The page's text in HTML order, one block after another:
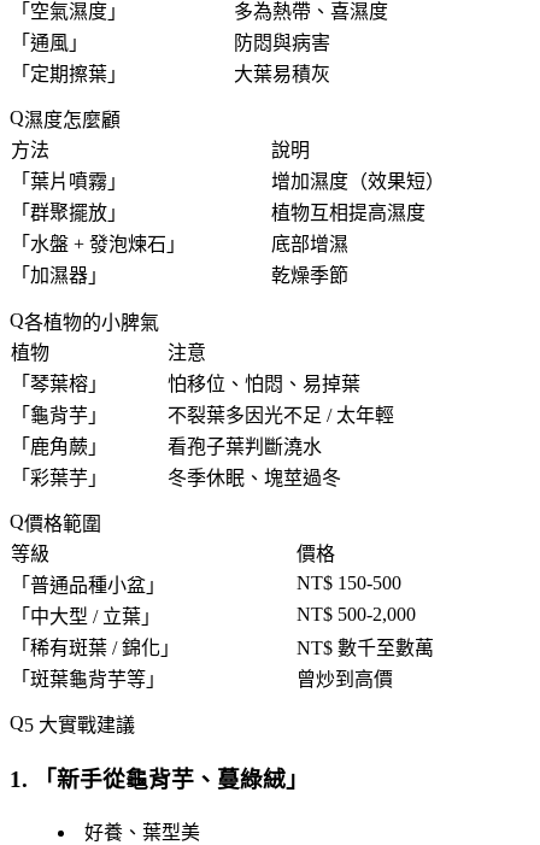
「 空氣濕度 」
多為熱帶、喜濕度
「 通風 」
防悶與病害
「 定期擦葉 」 大葉易積灰
濕度怎麼顧
方法
說明
「 葉片噴霧 」
增加濕度（效果短）
「 群聚擺放 」
植物互相提高濕度
「 水盤 + 發泡煉石 」
底部增濕
「 加濕器 」 乾燥季節
各植物的小脾氣
植物
注意
「 琴葉榕 」
怕移位、怕悶、易掉葉
「 龜背芋 」
不裂葉多因光不足 / 太年輕
「 鹿角蕨 」
看孢子葉判斷澆水
「 彩葉芋 」 冬季休眠、塊莖過冬
價格範圍
等級
價格
「 普通品種小盆 」
NT$ 150-500
「 中大型 / 立葉 」
NT$ 500-2,000
「 稀有斑葉 / 錦化 」
NT$ 數千至數萬
「 斑葉龜背芋等 」 曾炒到高價
5 大實戰建議
1. 「新手從龜背芋、蔓綠絨 」
好養、葉型美